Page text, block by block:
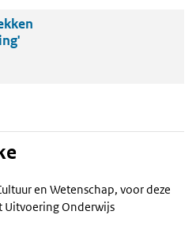
en Wetenschap, voor deze
Uitvoering Onderwijs